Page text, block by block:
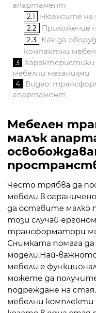
апартамент
2.1
Нюансите
2.2
Приложение
2.3 Как да
компактни
3
мебелни механизми
4 Видео:
апартамент
Мебелен
малък
Често трябва да
мебели в
да оставите малко
този случай
трансформатори
Снимката помага
модели.Най-
мебели е
можете да
подреждане на
мебелни комплекти